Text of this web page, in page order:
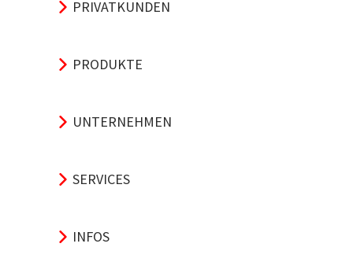
PRIVATKUNDEN
PRODUKTE
UNTERNEHMEN
SERVICES
INFOS